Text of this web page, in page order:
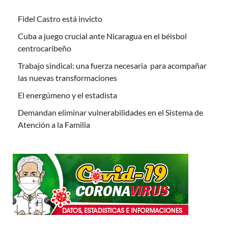
Fidel Castro está invicto
Cuba a juego crucial ante Nicaragua en el béisbol
centrocaribeño
Trabajo sindical: una fuerza necesaria para acompañar
las nuevas transformaciones
El energúmeno y el estadista
Demandan eliminar vulnerabilidades en el Sistema de
Atención a la Familia